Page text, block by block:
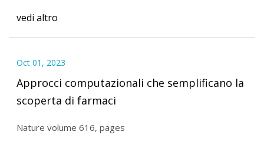
vedi altro
Oct 01, 2023
Approcci computazionali che semplificano la
scoperta di farmaci
Nature volume 616, pages